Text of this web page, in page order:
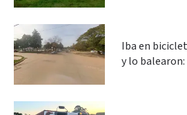
Iba en
y lo